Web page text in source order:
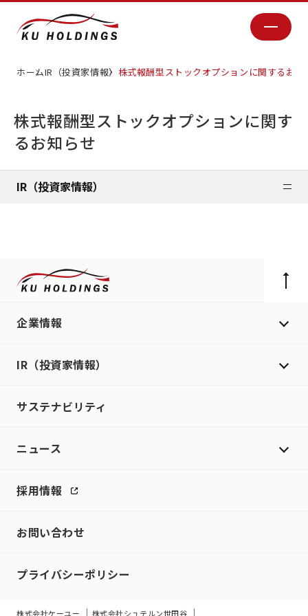
ホームIR（投資家情報） 株式報酬型ストックオプションに関するお知
株式報酬型ストックオプションに関す
るお知らせ
IR（投資家情報）
企業情報
IR（投資家情報）
サステナビリティ
ニュース
採用情報
お問い合わせ
プライバシーポリシー
株式会社ケーユー 株式会社シュテルン世田谷